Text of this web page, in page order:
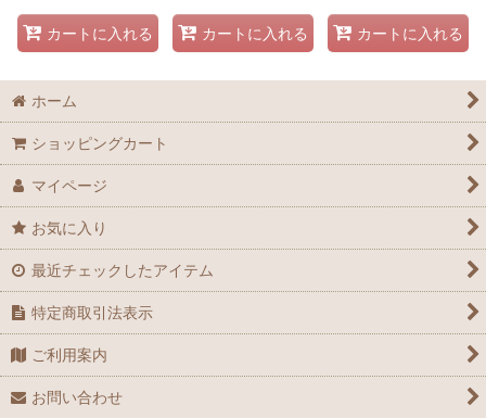
カートに入れる カートに入れる カートに入れる
ホーム
ショッピングカート
マイページ
お気に入り
最近チェックしたアイテム
特定商取引法表示
ご利用案内
お問い合わせ